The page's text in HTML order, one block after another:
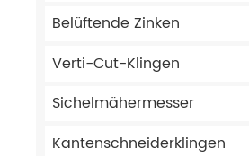
Belüftende Zinken
Verti-Cut-Klingen
Sichelmähermesser
Kantenschneiderklingen